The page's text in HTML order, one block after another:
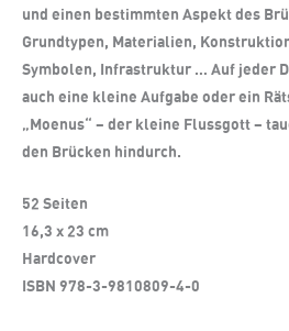
und einen bestimmten Aspekt des
Grundtypen, Materialien,
Symbolen, Infrastruktur … Auf jeder
auch eine kleine Aufgabe oder ein
„Moenus“ – der kleine Flussgott –
den Brücken hindurch.
52 Seiten
16,3 x 23 cm
Hardcover
ISBN 978-3-9810809-4-0